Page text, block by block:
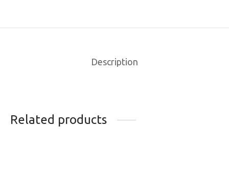
Description
Related products